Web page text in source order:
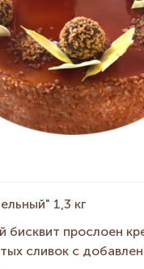
1,3 кг
бисквит прослоен
сливок с